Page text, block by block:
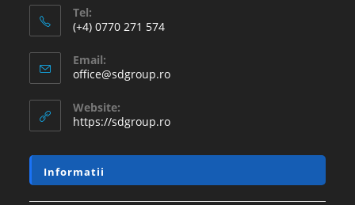
Tel:
(+4) 0770 271 574
Email:
office@sdgroup.ro
Website:
https://sdgroup.ro
Informatii